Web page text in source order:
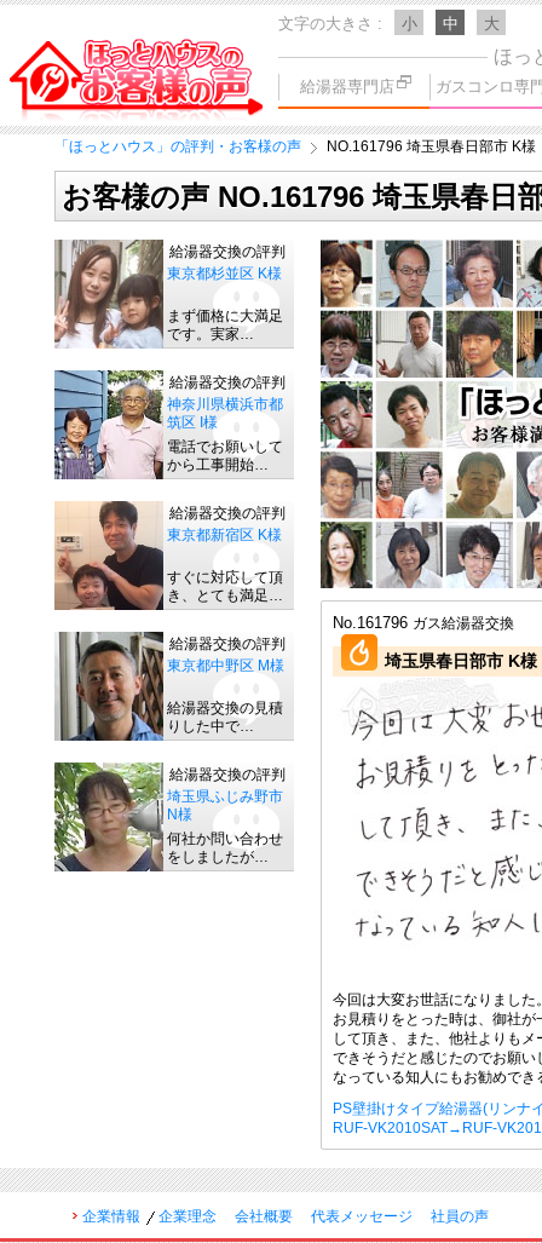
文字の大きさ 小 中 大
ほっ
給湯器専門店 ガスコンロ専
「ほっとハウス」の評判・お客様の声 NO.161796 埼玉県春日部市 K様
お客様の声 NO.161796 埼玉県春日
No.161796 ガス給湯器交換
埼玉県春日部市 K様
今回は大変お世話になりまし
お見積りをとった時は、御社
して頂き、また、他社よりも
できそうだと感じたのでお願
なっている知人にもお勧めでき
PS壁掛けタイプ給湯器(リンナ
RUF-VK2010SAT→RUF-
給湯器交換の評判
東京都杉並区 K様
まず価格に大満足
です。実家…
給湯器交換の評判
神奈川県横浜市都
筑区 I様
電話でお願いして
から工事開始…
給湯器交換の評判
東京都新宿区 K様
すぐに対応して頂
き、とても満足…
給湯器交換の評判
東京都中野区 M様
給湯器交換の見積
りした中で…
給湯器交換の評判
埼玉県ふじみ野市
N様
何社か問い合わせ
をしましたが…
企業情報 企業理念 会社概要 代表メッセージ 社員の声